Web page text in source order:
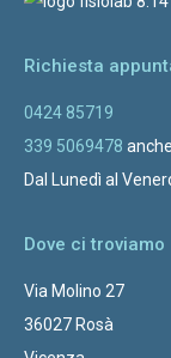
Richiesta
0424 85719
339 5069478
Dal Lunedì al
Dove ci troviamo
Via Molino 27
36027 Rosà